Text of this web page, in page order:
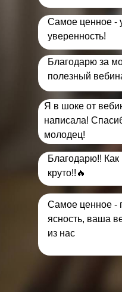
Я в шоке от
написала!
молодец!
Самое ценное -
ясность, ваша
из нас
Самое ценное -
уверенность!
Благодарю за
полезный
Благодарю!! Как
круто!!🔥